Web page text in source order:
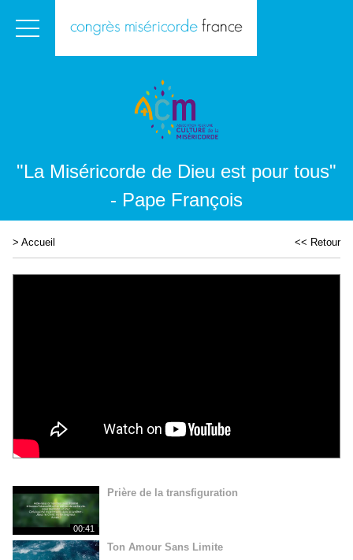
"La Miséricorde de Dieu est pour tous"
- Pape François
> Accueil << Retour
00:41
Prière de la transfiguration
Ton Amour Sans Limite